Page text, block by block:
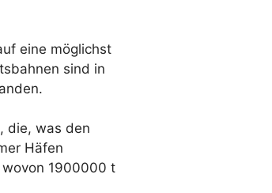
eine möglichst
sind in
die, was den
Häfen
1900000 t